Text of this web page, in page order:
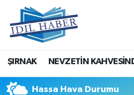
ŞIRNAK NEVZETİN
Hassa Hava Durumu
Nöbetçi Eczaneler
Hava Durumu
Trafik Durumu